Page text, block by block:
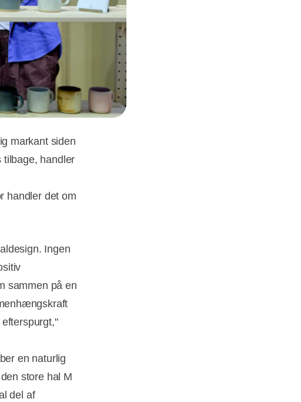
markant siden
handler
handler det om
Ingen
sammen på en
en naturlig
store hal M
del af